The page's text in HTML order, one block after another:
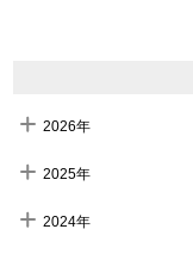
2026年
2025年
2024年